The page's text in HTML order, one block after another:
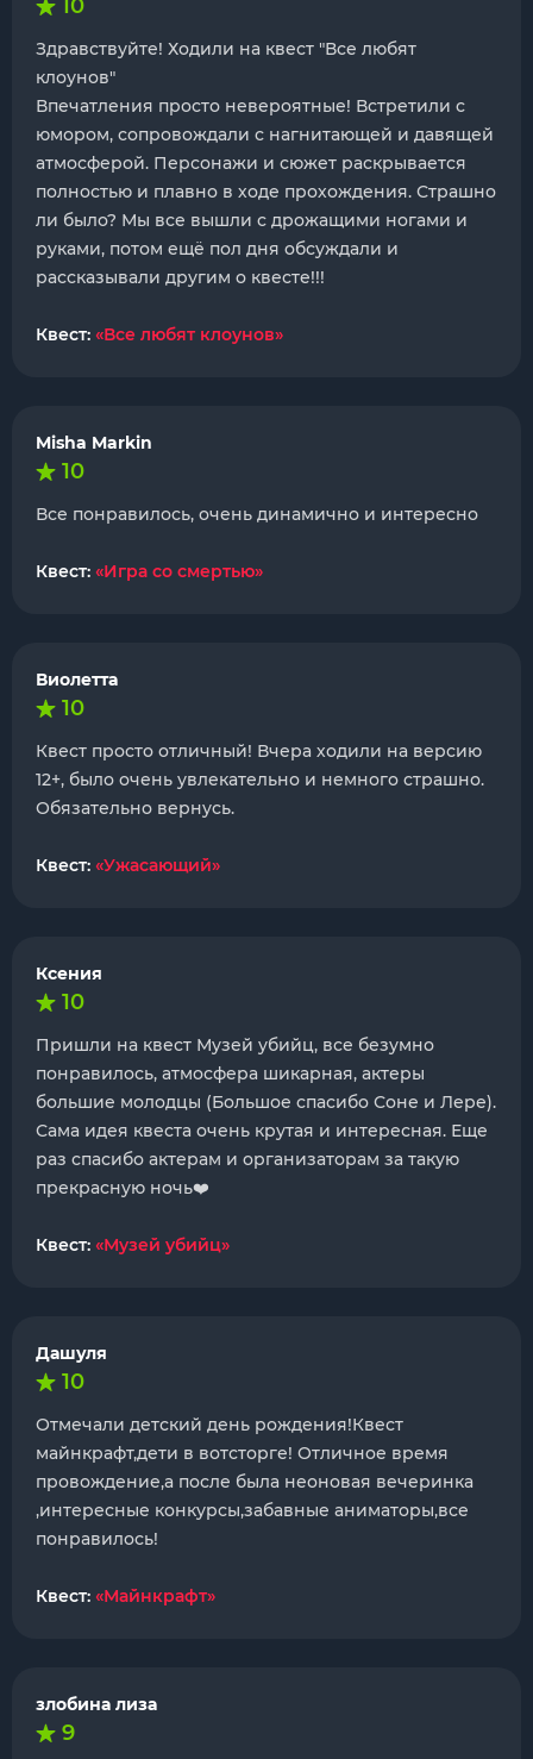
10
Здравствуйте! Ходили на квест "Все любят
клоунов"
Впечатления просто невероятные! Встретили с
юмором, сопровождали с нагнитающей и давящей
атмосферой. Персонажи и сюжет раскрывается
полностью и плавно в ходе прохождения. Страшно
ли было? Мы все вышли с дрожащими ногами и
руками, потом ещё пол дня обсуждали и
рассказывали другим о квесте!!!
Квест: «Все любят клоунов»
Misha Markin
10
Все понравилось, очень динамично и интересно
Квест: «Игра со смертью»
Виолетта
10
Квест просто отличный! Вчера ходили на версию
12+, было очень увлекательно и немного страшно.
Обязательно вернусь.
Квест: «Ужасающий»
Ксения
10
Пришли на квест Музей убийц, все безумно
понравилось, атмосфера шикарная, актеры
большие молодцы (Большое спасибо Соне и Лере).
Сама идея квеста очень крутая и интересная. Еще
раз спасибо актерам и организаторам за такую
прекрасную ночь❤️
Квест: «Музей убийц»
Дашуля
10
Отмечали детский день рождения!Квест
майнкрафт,дети в вотсторге! Отличное время
провождение,а после была неоновая вечеринка
,интересные конкурсы,забавные аниматоры,все
понравилось!
Квест: «Майнкрафт»
злобина лиза
9